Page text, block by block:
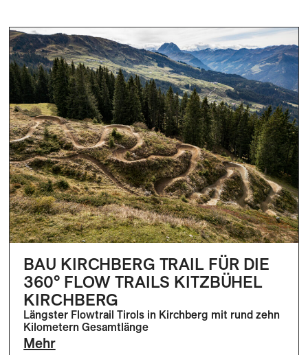
BAU KIRCHBERG TRAIL FÜR DIE
360° FLOW TRAILS KITZBÜHEL
KIRCHBERG
Längster Flowtrail Tirols in Kirchberg mit rund zehn
Kilometern Gesamtlänge
Mehr